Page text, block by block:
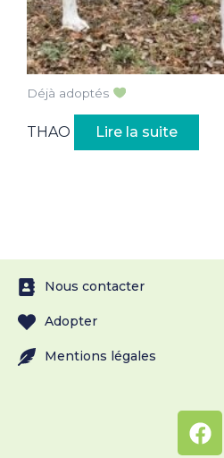
Déjà adoptés
THAO Lire la suite
Nous contacter
Adopter
Mentions légales